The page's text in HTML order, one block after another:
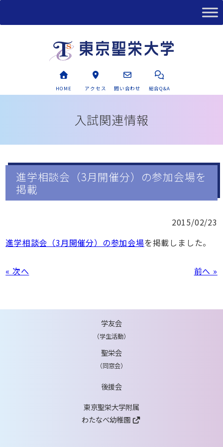
HOME アクセス 問い合わせ 総合Q&A
入試関連情報
進学相談会（3月開催分）の参加会場を
掲載
2015/02/23
進学相談会（3月開催分）の参加会場を掲載しました。
« 次へ 前へ »
学友会
（学生活動）
聖栄会
（同窓会）
後援会
東京聖栄大学附属
わたなべ幼稚園